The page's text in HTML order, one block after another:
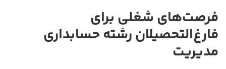
فرصت‌های شغلی برای
فارغ‌التحصیلان رشته حسابداری
مدیریت